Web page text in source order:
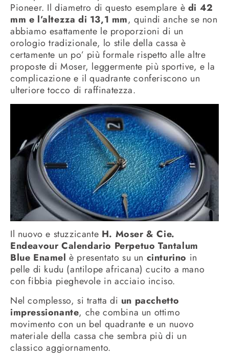
Pioneer. Il diametro di questo esemplare è di 42
mm e l’altezza di 13,1 mm, quindi anche se non
abbiamo esattamente le proporzioni di un
orologio tradizionale, lo stile della cassa è
certamente un po’ più formale rispetto alle altre
proposte di Moser, leggermente più sportive, e la
complicazione e il quadrante conferiscono un
ulteriore tocco di raffinatezza.
Il nuovo e stuzzicante H. Moser & Cie.
Endeavour Calendario Perpetuo Tantalum
Blue Enamel è presentato su un cinturino in
pelle di kudu (antilope africana) cucito a mano
con fibbia pieghevole in acciaio inciso.
Nel complesso, si tratta di un pacchetto
impressionante, che combina un ottimo
movimento con un bel quadrante e un nuovo
materiale della cassa che sembra più di un
classico aggiornamento.